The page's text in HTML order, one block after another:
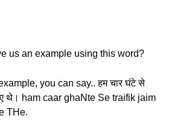
us an example using this word?
you can say.. हम चार घंटे से
थे। ham caar ghaNte Se traifik jaim
THe.